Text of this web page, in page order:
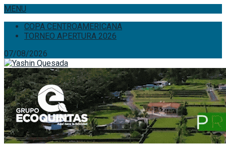
MENU
COPA CENTROAMERICANA
TORNEO APERTURA 2026
07/08/2026